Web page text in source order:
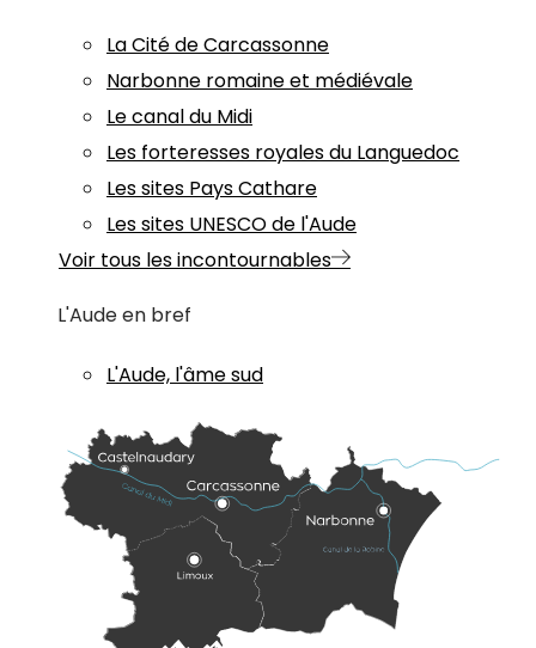
La Cité de Carcassonne
Narbonne romaine et médiévale
Le canal du Midi
Les forteresses royales du Languedoc
Les sites Pays Cathare
Les sites UNESCO de l'Aude
Voir tous les incontournables
L'Aude en bref
L'Aude, l'âme sud